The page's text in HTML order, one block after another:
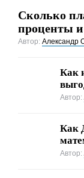
Сколько
проценты
Автор:Александр
Как
Автор:
Как
Автор: